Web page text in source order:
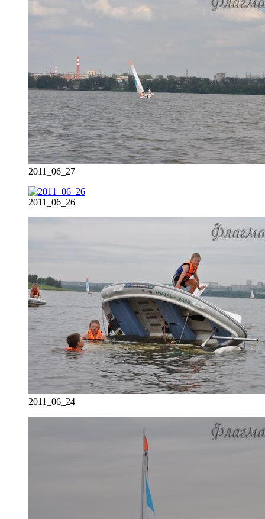
2011_06_27
2011_06_26
2011_06_24